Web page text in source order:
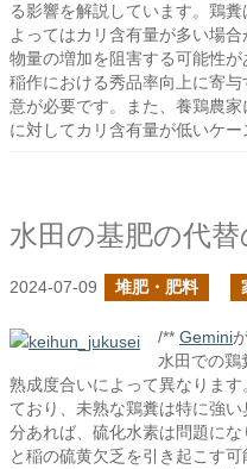
る影響を解説しています。鶏
よってはカリ含有量が多い場
物量の増加を阻害する可能性が
稲作における秀品率向上に寄
意が必要です。また、養鶏農
に対してカリ含有量が低いケー
2024-07-09 堆肥・肥料
/** Gemini
水田での鶏
熟成度合いによって異なりま
ており、未熟な鶏糞は特に強
分あれば、硫化水素は問題に
と稲の硫黄欠乏を引き起こす